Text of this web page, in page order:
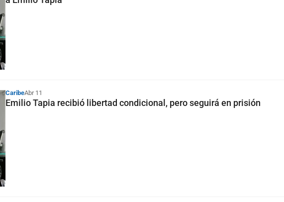
CaribeAbr 11
Emilio Tapia recibió libertad condicional, pero seguirá en prisión